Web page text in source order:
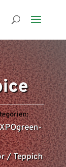
/Teppich